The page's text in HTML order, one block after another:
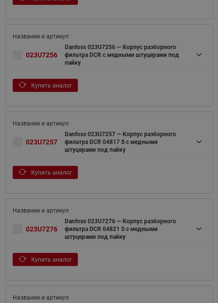
023U7256
Danfoss 023U7256 — Корпус разборного
фильтра DCR с медными штуцерами под
пайку
Купить аналог
023U7257
Danfoss 023U7257 — Корпус разборного
фильтра DCR 04817 S с медными
штуцерами под пайку
Купить аналог
023U7276
Danfoss 023U7276 — Корпус разборного
фильтра DCR 04821 S с медными
штуцерами под пайку
Купить аналог